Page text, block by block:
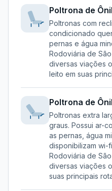
Poltrona de
Poltronas com
condicionado
pernas e água
Rodoviária de
diversas viações
leito em suas
Poltrona de
Poltronas extra
graus. Possui ar-
as pernas, água
disponibilizam wi-
Rodoviária de
diversas viações
suas principais